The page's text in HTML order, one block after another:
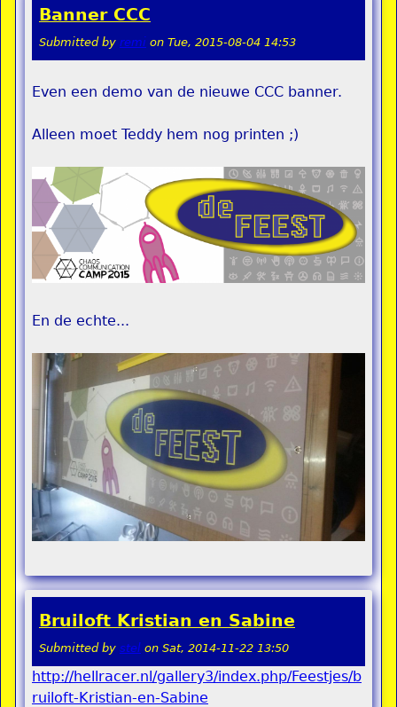
Banner CCC
Submitted by remi on Tue, 2015-08-04 14:53
Even een demo van de nieuwe CCC banner.
Alleen moet Teddy hem nog printen ;)
En de echte...
Bruiloft Kristian en Sabine
Submitted by stel on Sat, 2014-11-22 13:50
http://hellracer.nl/gallery3/index.php/Feestjes/b
ruiloft-Kristian-en-Sabine